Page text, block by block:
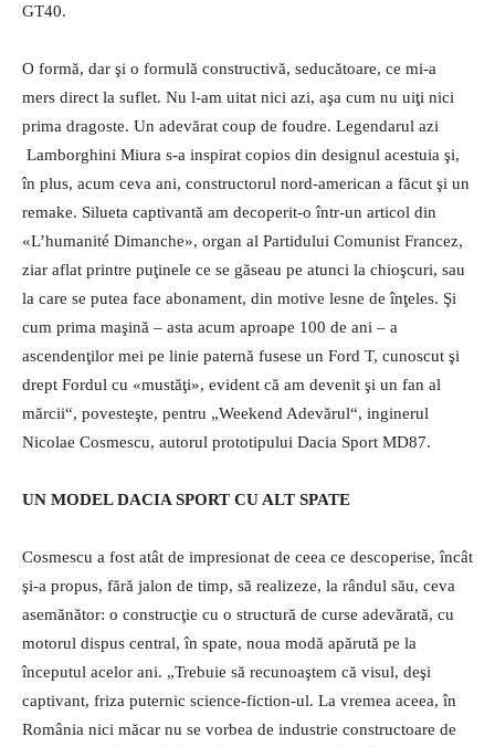
GT40.
O formă, dar şi o formulă constructivă, seducătoare, ce mi-a
mers direct la suflet. Nu l-am uitat nici azi, aşa cum nu uiţi nici
prima dragoste. Un adevărat coup de foudre. Legendarul azi
Lamborghini Miura s-a inspirat copios din designul acestuia şi,
în plus, acum ceva ani, constructorul nord-american a făcut şi un
remake. Silueta captivantă am decoperit-o într-un articol din
«L’humanité Dimanche», organ al Partidului Comunist Francez,
ziar aflat printre puţinele ce se găseau pe atunci la chioşcuri, sau
la care se putea face abonament, din motive lesne de înţeles. Şi
cum prima maşină – asta acum aproape 100 de ani – a
ascendenţilor mei pe linie paternă fusese un Ford T, cunoscut şi
drept Fordul cu «mustăţi», evident că am devenit şi un fan al
mărcii“, povesteşte, pentru „Weekend Adevărul“, inginerul
Nicolae Cosmescu, autorul prototipului Dacia Sport MD87.
UN MODEL DACIA SPORT CU ALT SPATE
Cosmescu a fost atât de impresionat de ceea ce descoperise, încât
şi-a propus, fără jalon de timp, să realizeze, la rândul său, ceva
asemănător: o construcţie cu o structură de curse adevărată, cu
motorul dispus central, în spate, noua modă apărută pe la
începutul acelor ani. „Trebuie să recunoaştem că visul, deşi
captivant, friza puternic science-fiction-ul. La vremea aceea, în
România nici măcar nu se vorbea de industrie constructoare de